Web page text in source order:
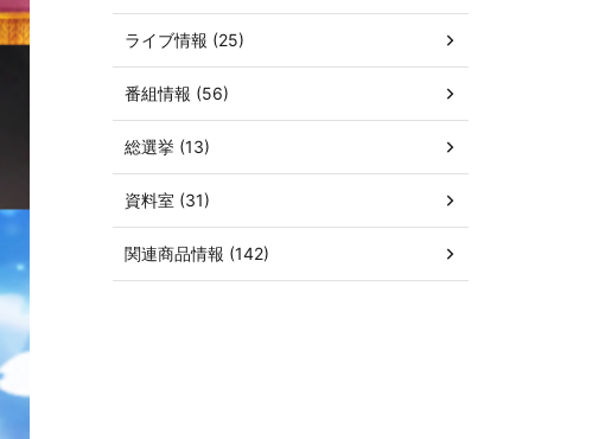
ライブ情報 (25)
番組情報 (56)
総選挙 (13)
資料室 (31)
関連商品情報 (142)